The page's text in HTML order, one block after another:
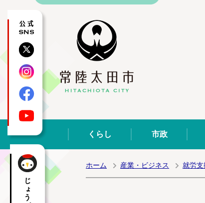
公式SNS
X
Instagram
Facebook
YouTube くらし 市政
ホーム 産業・ビジネス 就労支